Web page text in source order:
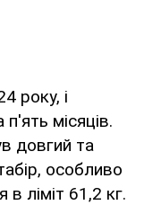
року, і
місяців.
довгий та
особливо
в ліміт 61,2 кг.